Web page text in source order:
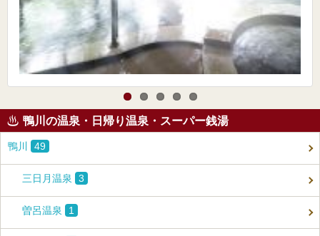
鴨川の温泉・日帰り温泉・スーパー銭湯
鴨川 49
三日月温泉 3
曽呂温泉 1